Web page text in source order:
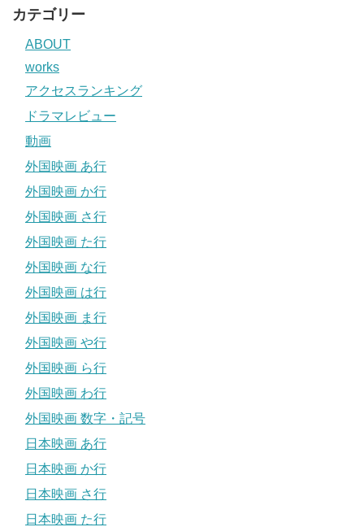
カテゴリー
ABOUT
works
アクセスランキング
ドラマレビュー
動画
外国映画 あ行
外国映画 か行
外国映画 さ行
外国映画 た行
外国映画 な行
外国映画 は行
外国映画 ま行
外国映画 や行
外国映画 ら行
外国映画 わ行
外国映画 数字・記号
日本映画 あ行
日本映画 か行
日本映画 さ行
日本映画 た行